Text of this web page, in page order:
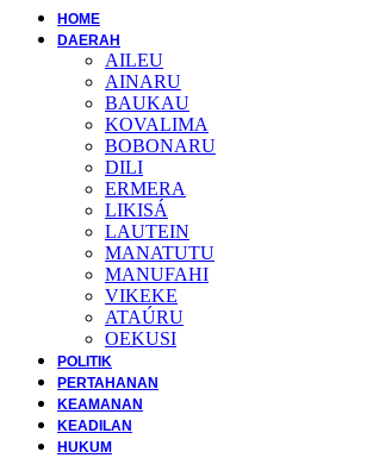
HOME
DAERAH
AILEU
AINARU
BAUKAU
KOVALIMA
BOBONARU
DILI
ERMERA
LIKISÁ
LAUTEIN
MANATUTU
MANUFAHI
VIKEKE
ATAÚRU
OEKUSI
POLITIK
PERTAHANAN
KEAMANAN
KEADILAN
HUKUM